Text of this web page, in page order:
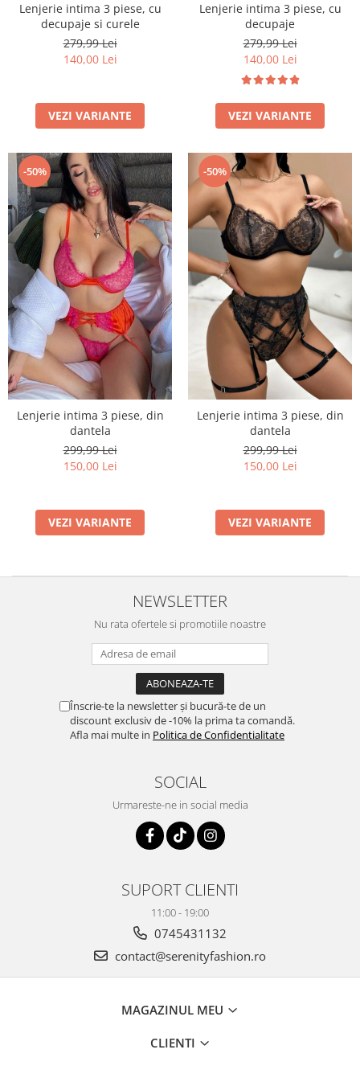
Lenjerie intima 3 piese, cu
decupaje si curele
279,99 Lei
140,00 Lei
VEZI VARIANTE
Lenjerie intima 3 piese, cu
decupaje
279,99 Lei
140,00 Lei
VEZI VARIANTE
-50%
Lenjerie intima 3 piese, din
dantela
299,99 Lei
150,00 Lei
VEZI VARIANTE
-50%
Lenjerie intima 3 piese, din
dantela
299,99 Lei
150,00 Lei
VEZI VARIANTE
NEWSLETTER
Nu rata ofertele si promotiile noastre
Înscrie-te la newsletter și bucură-te de un
discount exclusiv de -10% la prima ta comandă.
Afla mai multe in Politica de Confidentialitate
SOCIAL
Urmareste-ne in social media
SUPORT CLIENTI
11:00 - 19:00
0745431132
contact@serenityfashion.ro
MAGAZINUL MEU
CLIENTI